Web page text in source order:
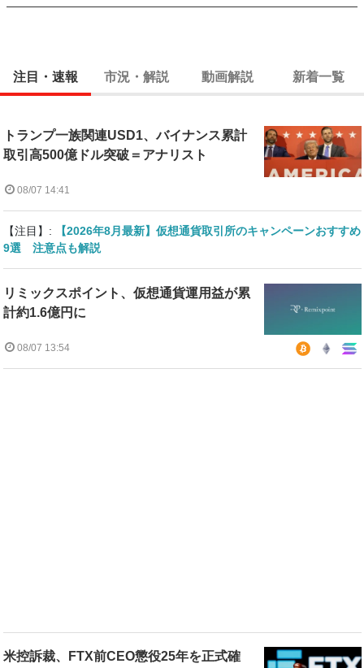
注目・速報 市況・解説 動画解説 新着一覧
トランプ一族関連USD1、バイナンス累計
取引高500億ドル突破＝アナリスト
08/07 14:41
【注目】:
【2026年8月最新】仮想通貨取引所のキャンペーンおすすめ
9選 注意点も解説
リミックスポイント、仮想通貨運用益が累
計約1.6億円に
08/07 13:54
米控訴裁、FTX前CEO懲役25年を正式確